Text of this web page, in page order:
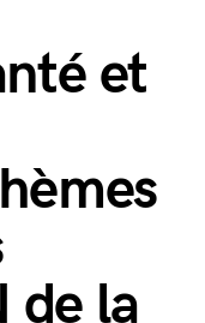
et
de la